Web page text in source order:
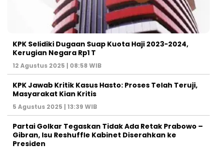
KPK Selidiki Dugaan Suap Kuota Haji 2023-2024,
Kerugian Negara Rp1 T
12 Agustus 2025 | 08:58 WIB
KPK Jawab Kritik Kasus Hasto: Proses Telah Teruji,
Masyarakat Kian Kritis
5 Agustus 2025 | 13:39 WIB
Partai Golkar Tegaskan Tidak Ada Retak Prabowo –
Gibran, Isu Reshuffle Kabinet Diserahkan ke
Presiden